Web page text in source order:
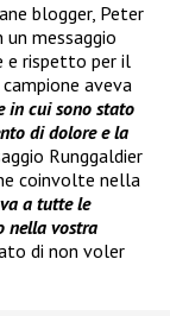
blogger, Peter
messaggio
e rispetto per il
aveva
in cui sono stato
di dolore e la
Runggaldier
coinvolte nella
a tutte le
nella vostra
di non voler